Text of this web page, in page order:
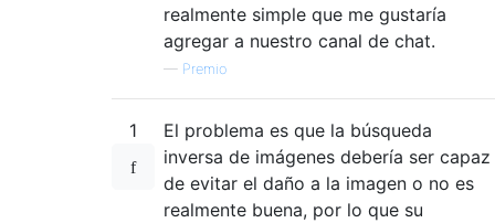
realmente simple que me gustaría
agregar a nuestro canal de chat.
— Premio
1
El problema es que la búsqueda
inversa de imágenes debería ser capaz
de evitar el daño a la imagen o no es
realmente buena, por lo que su